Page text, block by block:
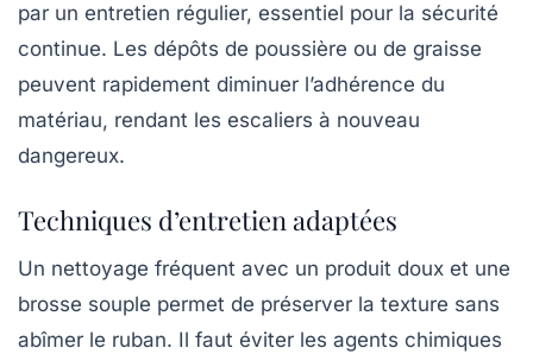
par un entretien régulier, essentiel pour la sécurité
continue. Les dépôts de poussière ou de graisse
peuvent rapidement diminuer l’adhérence du
matériau, rendant les escaliers à nouveau
dangereux.
Techniques d’entretien adaptées
Un nettoyage fréquent avec un produit doux et une
brosse souple permet de préserver la texture sans
abîmer le ruban. Il faut éviter les agents chimiques